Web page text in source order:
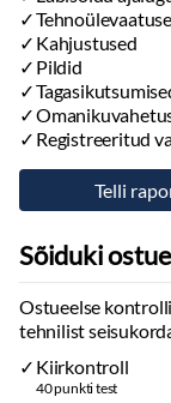
Kahjustused
Pildid
Registreeritud
Sõiduki
Ostueelse
tehnilist
Kiirkontroll
40 punkti test